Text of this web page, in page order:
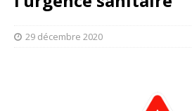
29 décembre 2020